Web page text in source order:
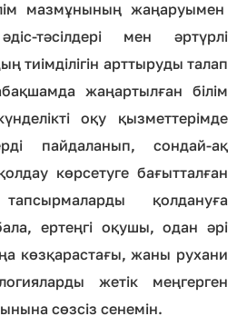
мазмұнының жаңаруымен
тәсілдері мен әртүрлі
тиімділігін арттыруды талап
жаңартылған білім
оқу қызметтерімде
пайдаланып, сондай-ақ
көрсетуге бағытталған
қолдануға
ертеңгі оқушы, одан әрі
көзқарастағы, жаны рухани
жетік меңгерген
сөзсіз сенемін.